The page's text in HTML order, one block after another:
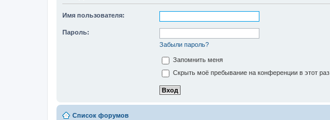
Имя пользователя:
Пароль:
Забыли пароль?
Запомнить меня
Скрыть моё пребывание на конференции в этот раз
Список форумов